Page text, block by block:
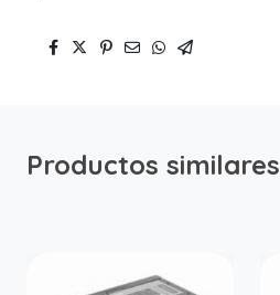
Productos similares